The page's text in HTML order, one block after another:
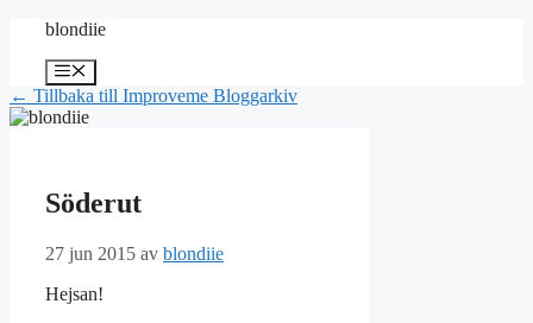
Hoppa
innehåll
blondiie
Meny
← Tillbaka till Improveme Bloggarkiv
Söderut
27 jun 2015 av blondiie
Hejsan!